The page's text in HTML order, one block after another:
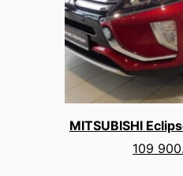
MITSUBISHI
109